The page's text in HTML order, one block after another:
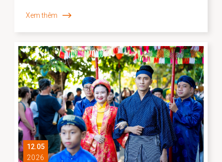
Xem thêm
12.05
2026